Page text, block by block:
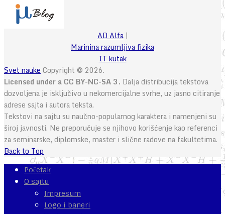
AD Alfa|
Marinina razumljiva fizika
IT kutak
Svet nauke Copyright © 2026.
Licensed under a CC BY-NC-SA 3. Dalja distribucija tekstova
dozvoljena je isključivo u nekomercijalne svrhe, uz jasno citiranje
adrese sajta i autora teksta.
Tekstovi na sajtu su naučno-popularnog karaktera i namenjeni su
široj javnosti. Ne preporučuje se njihovo korišćenje kao referenci
za seminarske, diplomske, master i slične radove na fakultetima.
Back to Top
Početak
O sajtu
Impresum
Logo i baneri